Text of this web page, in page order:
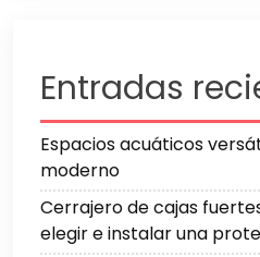
Entradas
Espacios acuáticos
moderno
Cerrajero de cajas
elegir e instalar una